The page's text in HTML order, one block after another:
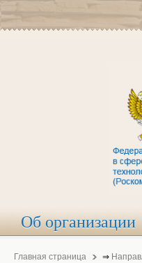
Об организации
Главная страница ⇒